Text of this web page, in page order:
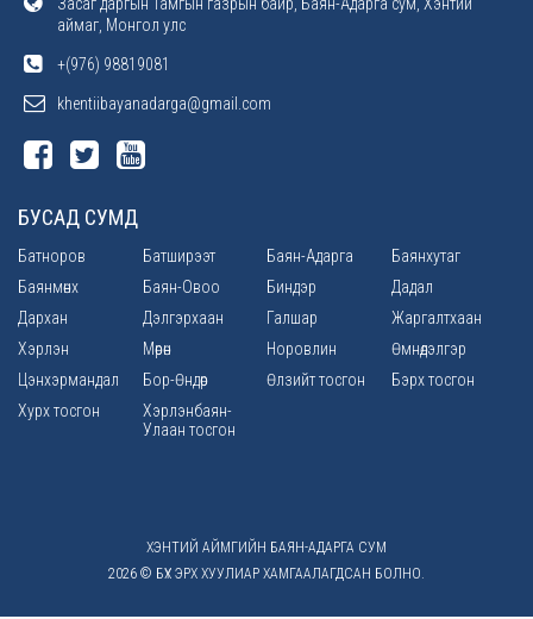
аймаг, Монгол улс
+(976) 98819081
khentiibayanadarga@gmail.com
БУСАД СУМД
Батноров Батширээт Баян-Адарга
Баянхутаг
Баянмөнх
Баян-Овоо Биндэр
Дадал
Дархан
Дэлгэрхаан Галшар
Жаргалтхаан
Хэрлэн
Мөрөн Норовлин
Өмнөдэлгэр
Цэнхэрмандал
Бор-Өндөр Өлзийт тосгон
Бэрх тосгон
Хурх тосгон
Хэрлэнбаян-
Улаан тосгон
ХЭНТИЙ АЙМГИЙН БАЯН-АДАРГА СУМ
2026 © БҮХ ЭРХ ХУУЛИАР ХАМГААЛАГДСАН БОЛНО.